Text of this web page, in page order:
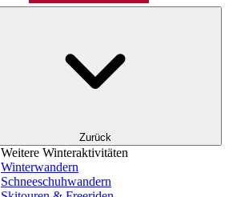
Zurück
Weitere Winteraktivitäten
Winterwandern
Schneeschuhwandern